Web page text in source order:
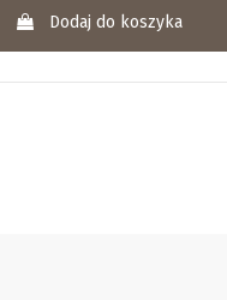
Dodaj do koszyka